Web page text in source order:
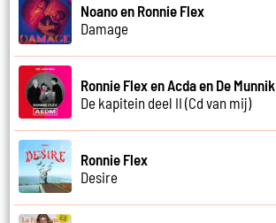
Noano en Ronnie Flex
Damage
Ronnie Flex en Acda en De Munnik
De kapitein deel II (Cd van mij)
Ronnie Flex
Desire